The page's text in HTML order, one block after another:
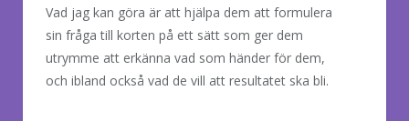
Vad jag kan göra är att hjälpa dem att formulera
sin fråga till korten på ett sätt som ger dem
utrymme att erkänna vad som händer för dem,
och ibland också vad de vill att resultatet ska bli.